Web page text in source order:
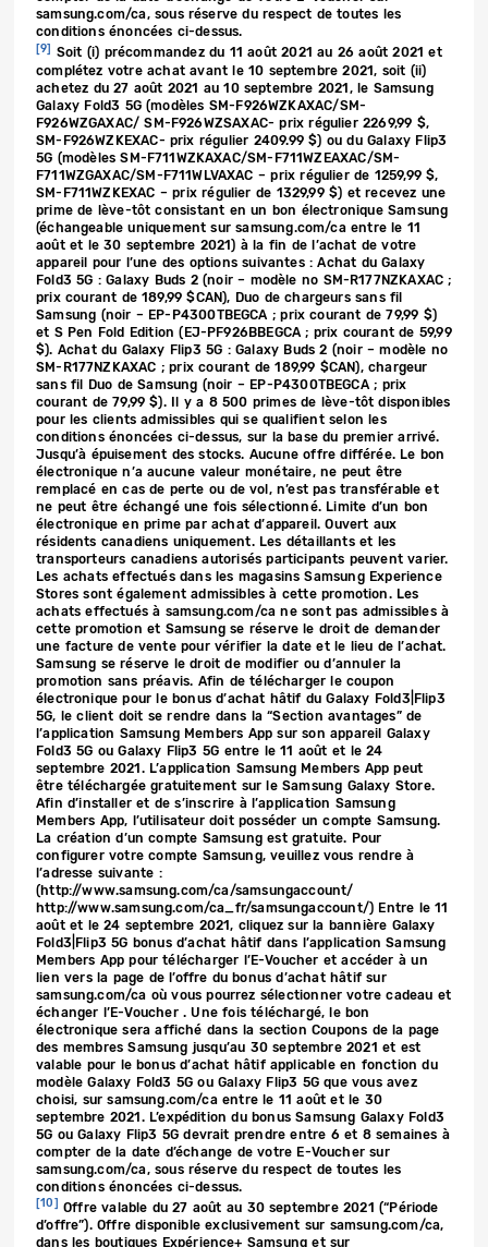
samsung.com/ca, sous réserve du respect de toutes les
conditions énoncées ci-dessus.
[9] Soit (i) précommandez du 11 août 2021 au 26 août 2021 et
complétez votre achat avant le 10 septembre 2021, soit (ii)
achetez du 27 août 2021 au 10 septembre 2021, le Samsung
Galaxy Fold3 5G (modèles SM-F926WZKAXAC/SM-
F926WZGAXAC/ SM-F926WZSAXAC- prix régulier 2269,99 $,
SM-F926WZKEXAC- prix régulier 2409.99 $) ou du Galaxy Flip3
5G (modèles SM-F711WZKAXAC/SM-F711WZEAXAC/SM-
F711WZGAXAC/SM-F711WLVAXAC – prix régulier de 1259,99 $,
SM-F711WZKEXAC – prix régulier de 1329,99 $) et recevez une
prime de lève-tôt consistant en un bon électronique Samsung
(échangeable uniquement sur samsung.com/ca entre le 11
août et le 30 septembre 2021) à la fin de l’achat de votre
appareil pour l’une des options suivantes : Achat du Galaxy
Fold3 5G : Galaxy Buds 2 (noir – modèle no SM-R177NZKAXAC ;
prix courant de 189,99 $CAN), Duo de chargeurs sans fil
Samsung (noir – EP-P4300TBEGCA ; prix courant de 79,99 $)
et S Pen Fold Edition (EJ-PF926BBEGCA ; prix courant de 59,99
$). Achat du Galaxy Flip3 5G : Galaxy Buds 2 (noir – modèle no
SM-R177NZKAXAC ; prix courant de 189,99 $CAN), chargeur
sans fil Duo de Samsung (noir – EP-P4300TBEGCA ; prix
courant de 79,99 $). Il y a 8 500 primes de lève-tôt disponibles
pour les clients admissibles qui se qualifient selon les
conditions énoncées ci-dessus, sur la base du premier arrivé.
Jusqu’à épuisement des stocks. Aucune offre différée. Le bon
électronique n’a aucune valeur monétaire, ne peut être
remplacé en cas de perte ou de vol, n’est pas transférable et
ne peut être échangé une fois sélectionné. Limite d’un bon
électronique en prime par achat d’appareil. Ouvert aux
résidents canadiens uniquement. Les détaillants et les
transporteurs canadiens autorisés participants peuvent varier.
Les achats effectués dans les magasins Samsung Experience
Stores sont également admissibles à cette promotion. Les
achats effectués à samsung.com/ca ne sont pas admissibles à
cette promotion et Samsung se réserve le droit de demander
une facture de vente pour vérifier la date et le lieu de l’achat.
Samsung se réserve le droit de modifier ou d’annuler la
promotion sans préavis. Afin de télécharger le coupon
électronique pour le bonus d’achat hâtif du Galaxy Fold3|Flip3
5G, le client doit se rendre dans la “Section avantages” de
l’application Samsung Members App sur son appareil Galaxy
Fold3 5G ou Galaxy Flip3 5G entre le 11 août et le 24
septembre 2021. L’application Samsung Members App peut
être téléchargée gratuitement sur le Samsung Galaxy Store.
Afin d’installer et de s’inscrire à l’application Samsung
Members App, l’utilisateur doit posséder un compte Samsung.
La création d’un compte Samsung est gratuite. Pour
configurer votre compte Samsung, veuillez vous rendre à
l’adresse suivante :
(http://www.samsung.com/ca/samsungaccount/
http://www.samsung.com/ca_fr/samsungaccount/) Entre le 11
août et le 24 septembre 2021, cliquez sur la bannière Galaxy
Fold3|Flip3 5G bonus d’achat hâtif dans l’application Samsung
Members App pour télécharger l’E-Voucher et accéder à un
lien vers la page de l’offre du bonus d’achat hâtif sur
samsung.com/ca où vous pourrez sélectionner votre cadeau et
échanger l’E-Voucher . Une fois téléchargé, le bon
électronique sera affiché dans la section Coupons de la page
des membres Samsung jusqu’au 30 septembre 2021 et est
valable pour le bonus d’achat hâtif applicable en fonction du
modèle Galaxy Fold3 5G ou Galaxy Flip3 5G que vous avez
choisi, sur samsung.com/ca entre le 11 août et le 30
septembre 2021. L’expédition du bonus Samsung Galaxy Fold3
5G ou Galaxy Flip3 5G devrait prendre entre 6 et 8 semaines à
compter de la date d’échange de votre E-Voucher sur
samsung.com/ca, sous réserve du respect de toutes les
conditions énoncées ci-dessus.
[10] Offre valable du 27 août au 30 septembre 2021 (“Période
d’offre”). Offre disponible exclusivement sur samsung.com/ca,
dans les boutiques Expérience+ Samsung et sur